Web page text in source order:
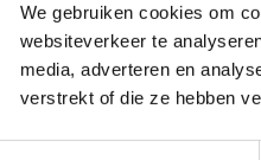
We gebruiken cookies om
websiteverkeer te
media, adverteren en
verstrekt of die ze hebben
het